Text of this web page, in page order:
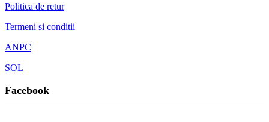
Politica de retur
Termeni si conditii
ANPC
SOL
Facebook